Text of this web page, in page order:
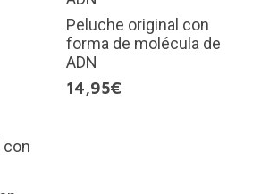
Peluche original con
forma de molécula de
ADN
14,95€